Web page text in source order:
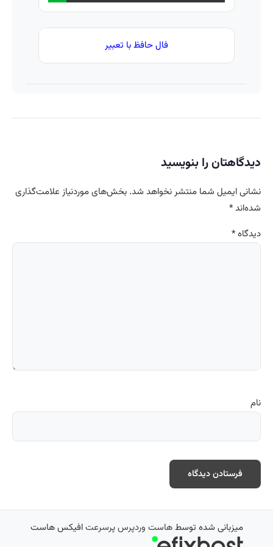
فال حافظ با تعبیر
دیدگاهتان را بنویسید
نشانی ایمیل شما منتشر نخواهد شد. بخش‌های موردنیاز علامت‌گذاری
شده‌اند*
دیدگاه*
نام
میزبانی شده توسطهاست وردپرس پرسرعتافیکس هاست